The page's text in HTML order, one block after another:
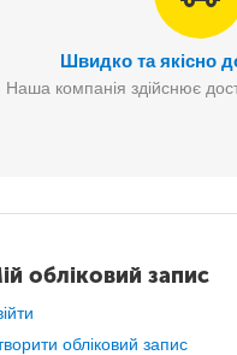
Ми завжди
Швидко та якісно
Наша компанія здійснює
обліковий запис
обліковий запис